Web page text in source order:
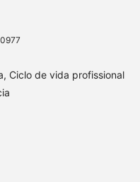
Ciclo de vida profissional